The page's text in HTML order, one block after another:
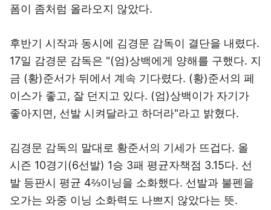
폼이 좀처럼 올라오지 않았다.
후반기 시작과 동시에 김경문 감독이 결단을 내렸다.
17일 감경문 감독은 "(엄)상백에게 양해를 구했다. 지
금 (황)준서가 뒤에서 계속 기다렸다. (황)준서의 페
이스가 좋고, 잘 던지고 있다. (엄)상백이가 자기가
좋아지면, 선발 시켜달라고 하더라"라고 밝혔다.
김경문 감독의 말대로 황준서의 기세가 뜨겁다. 올
시즌 10경기(6선발) 1승 3패 평균자책점 3.15다. 선
발 등판시 평균 4⅔이닝을 소화했다. 선발과 불펜을
오가는 와중 이닝 소화력도 나쁘지 않았다는 뜻.